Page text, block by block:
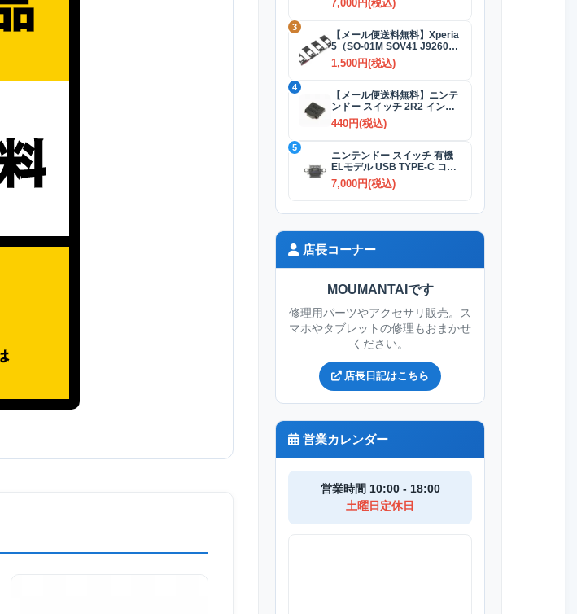
7,000円(税込)
3
【メール便送料無料】Xperia
5（SO-01M SOV41 J9260）
SIMカードトレイ 全4色
1,500円(税込)
4
【メール便送料無料】ニンテ
ンドー スイッチ 2R2 インダ
クタ(コイル)
440円(税込)
5
ニンテンドー スイッチ 有機
ELモデル USB TYPE-C コネ
クター交換修理
7,000円(税込)
店長コーナー
MOUMANTAIです
修理用パーツやアクセサリ販売。ス
マホやタブレットの修理もおまかせ
ください。
店長日記はこちら
営業カレンダー
営業時間 10:00 - 18:00
土曜日定休日